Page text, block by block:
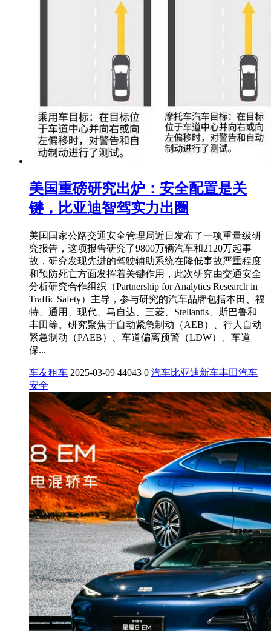
美国重磅研究出炉：安全配置是关
键，比亚迪智驾实力出圈
美国国家公路交通安全管理局近日发布了一项重量级研
究报告，这项报告研究了9800万辆汽车和2120万起事
故，研究发现先进的驾驶辅助系统在降低事故严重程度
和预防死亡方面发挥着关键作用，此次研究由交通安全
分析研究合作组织（Partnership for Analytics Research in
Traffic Safety）主导，参与研究的汽车品牌包括本田、福
特、通用、现代、马自达、三菱、Stellantis、斯巴鲁和
丰田等。研究聚焦于自动紧急制动（AEB）、行人自动
紧急制动（PAEB）、车道偏离预警（LDW）、车道
保...
车友租车 2025-03-09 44043 0 汽车比亚迪新车丰田汽车
安全